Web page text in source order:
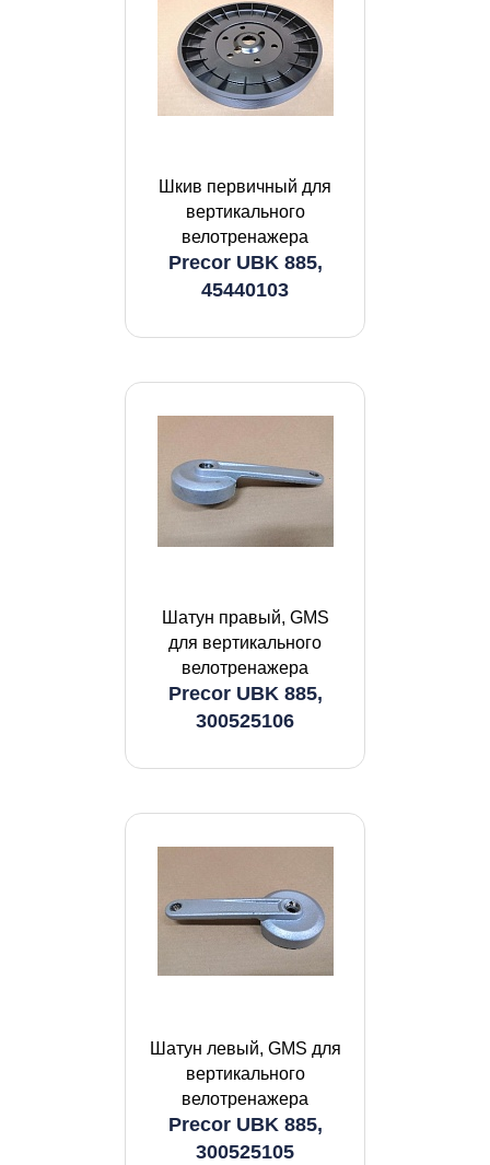
Шкив первичный для
вертикального
велотренажера
Precor UBK 885,
45440103
Шатун правый, GMS
для вертикального
велотренажера
Precor UBK 885,
300525106
Шатун левый, GMS для
вертикального
велотренажера
Precor UBK 885,
300525105